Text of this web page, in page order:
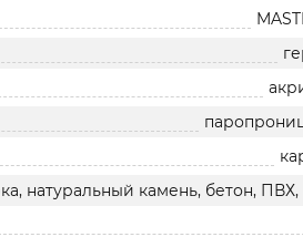
натуральный камень, бетон, ПВХ,